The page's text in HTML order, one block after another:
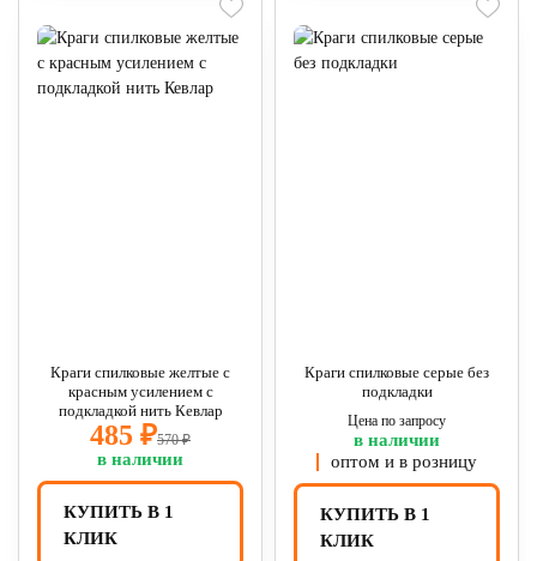
Краги спилковые желтые с
красным усилением с
подкладкой нить Кевлар
485 ₽570 ₽
в наличии
КУПИТЬ В 1
КЛИК
Краги спилковые серые без
подкладки
Цена по запросу
в наличии
оптом и в розницу
КУПИТЬ В 1
КЛИК